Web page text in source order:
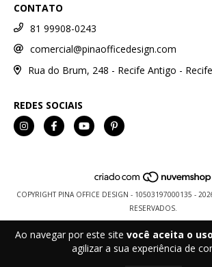
Ao navegar por este site você aceita o
agilizar a sua experiência de
CONTATO
81 99908-0243
comercial@pinaofficedesign.com
Rua do Brum, 248 - Recife Antigo -
REDES SOCIAIS
COPYRIGHT PINA OFFICE DESIGN - 10503197000135 -
RESERVADOS.